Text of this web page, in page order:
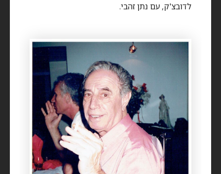
לדובצ'ק, עם נתן זהבי.